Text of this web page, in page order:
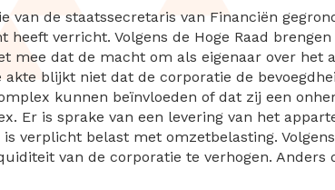
van de staatssecretaris van Financiën
heeft verricht. Volgens de Hoge Raad
mee dat de macht om als eigenaar over
akte blijkt niet dat de corporatie de
kunnen beïnvloeden of dat zij een
Er is sprake van een levering van het
verplicht belast met omzetbelasting.
van de corporatie te verhogen.